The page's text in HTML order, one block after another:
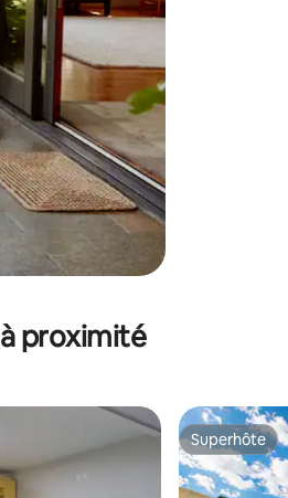
proximité
Superhôte
Superhôte